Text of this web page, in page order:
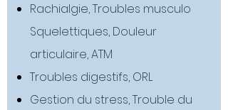
Rachialgie, Troubles musculo
Squelettiques, Douleur
articulaire, ATM
Troubles digestifs, ORL
Gestion du stress, Trouble du